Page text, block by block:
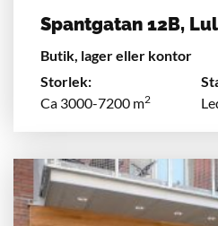
Spantgatan 12B,
Butik, lager eller kontor
Storlek:
Ca 3000-7200 m2